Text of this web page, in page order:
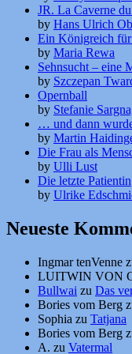
JR. La Caverne
by Hans Ulrich
Ein Königreich für
by Maria Rewa
Sehnsucht – eine
by Szczepan
Opernball
by Stefanie
… und dann
by Martin
Die Frau als
by Ulli Lust
Die letzte Patientin
by Ulrike
Neueste
Ingmar tenVenne
LUITWIN VON
Bullwai zu Das
Bories vom Berg
Sophia zu Tatjana
Bories vom Berg
A. zu Vatermal